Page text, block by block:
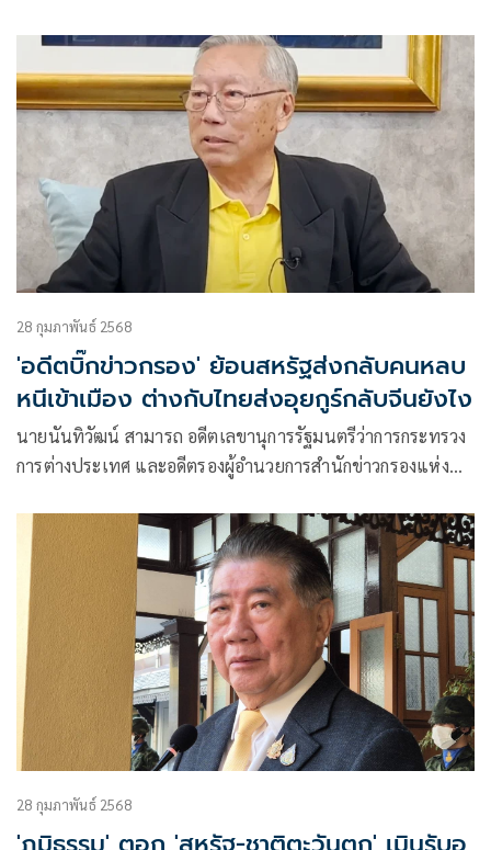
28 กุมภาพันธ์ 2568
'อดีตบิ๊กข่าวกรอง' ย้อนสหรัฐส่งกลับคนหลบ
หนีเข้าเมือง ต่างกับไทยส่งอุยกูร์กลับจีนยังไง
นายนันทิวัฒน์ สามารถ อดีตเลขานุการรัฐมนตรีว่าการกระทรวง
การต่างประเทศ และอดีตรองผู้อำนวยการสำนักข่าวกรองแห่ง
28 กุมภาพันธ์ 2568